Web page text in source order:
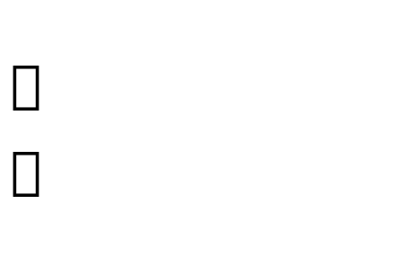

